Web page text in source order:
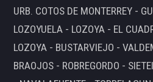
URB. COTOS DE MONTERREY -
LOZOYUELA - LOZOYA - EL
LOZOYA - BUSTARVIEJO -
BRAOJOS - ROBREGORDO -